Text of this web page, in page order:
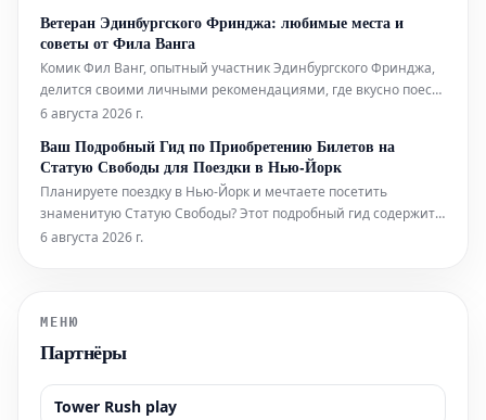
остановиться в этом легендарном регионе.
Ветеран Эдинбургского Фринджа: любимые места и
советы от Фила Ванга
Комик Фил Ванг, опытный участник Эдинбургского Фринджа,
делится своими личными рекомендациями, где вкусно поесть
и выпить во время фестиваля в этом году. Он также указывает
забронировать.
6 августа 2026 г.
Ваш Подробный Гид по Приобретению Билетов на
Статую Свободы для Поездки в Нью-Йорк
Планируете поездку в Нью-Йорк и мечтаете посетить
знаменитую Статую Свободы? Этот подробный гид содержит
всю необходимую информацию, которая поможет вам легко
6 августа 2026 г.
МЕНЮ
Партнёры
Tower Rush play